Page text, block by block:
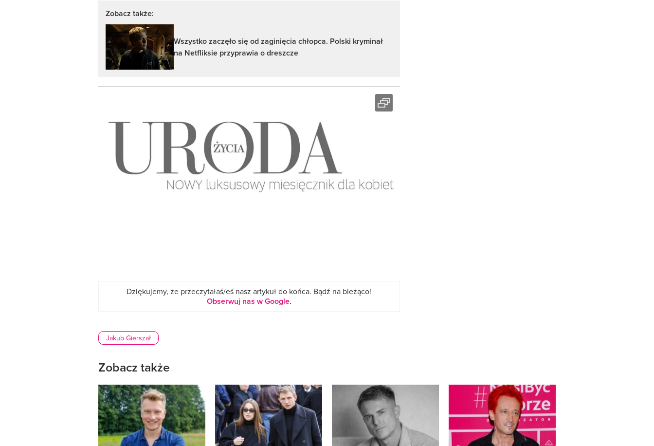
Zobacz także:
Wszystko zaczęło się od zaginięcia chłopca. Polski kryminał
na Netfliksie przyprawia o dreszcze
Dziękujemy, że przeczytałaś/eś nasz artykuł do końca. Bądź na bieżąco!
Obserwuj nas w Google.
Jakub Gierszał
Zobacz także